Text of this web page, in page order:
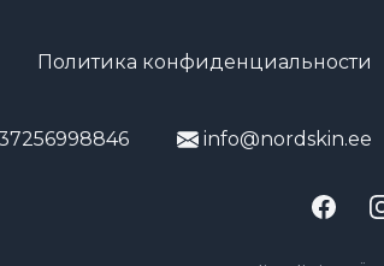
Политика конфиденциальности
info@nordskin.ee